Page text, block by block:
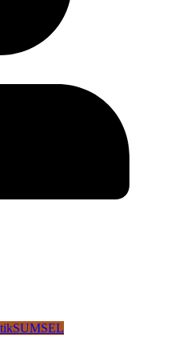
SUMSEL